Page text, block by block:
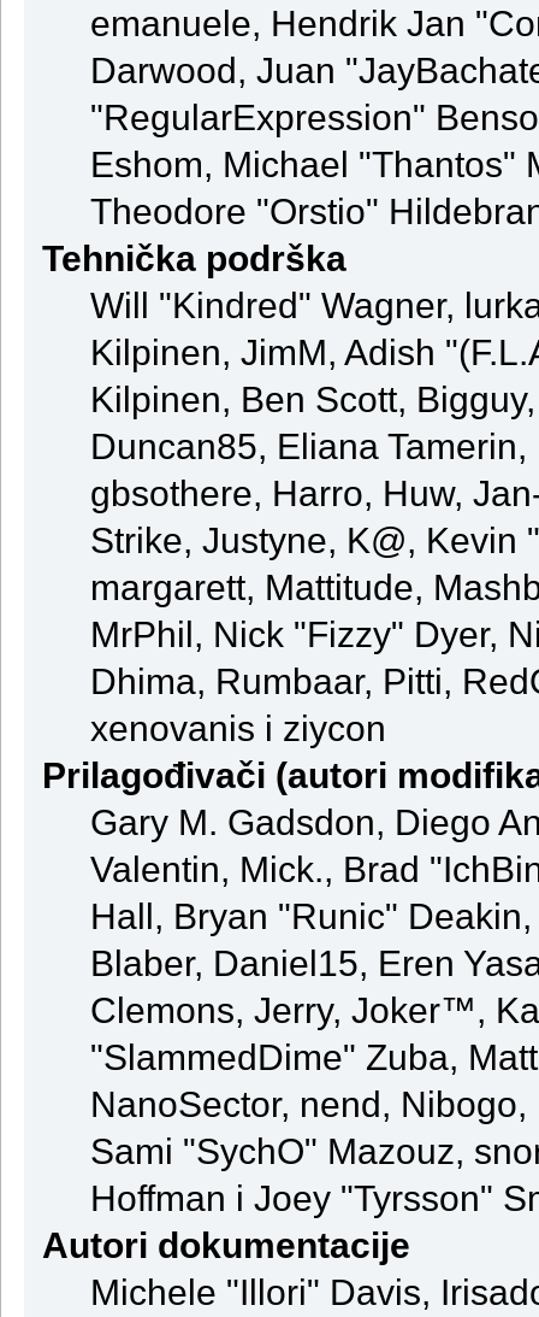
emanuele, Hendrik Jan
Darwood, Juan
"RegularExpression"
Eshom, Michael "Thantos"
Theodore "Orstio"
Tehnička podrška
Will "Kindred" Wagner,
Kilpinen, JimM, Adish
Kilpinen, Ben Scott,
Duncan85, Eliana
gbsothere, Harro, Huw,
Strike, Justyne, K@, Kevin
margarett, Mattitude,
MrPhil, Nick "Fizzy" Dyer,
Dhima, Rumbaar, Pitti,
xenovanis i ziycon
Prilagođivači (autori
Gary M. Gadsdon, Diego
Valentin, Mick., Brad
Hall, Bryan "Runic"
Blaber, Daniel15, Eren
Clemons, Jerry, Joker™,
"SlammedDime" Zuba,
NanoSector, nend,
Sami "SychO" Mazouz,
Hoffman i Joey "Tyrsson"
Autori dokumentacije
Michele "Illori" Davis,